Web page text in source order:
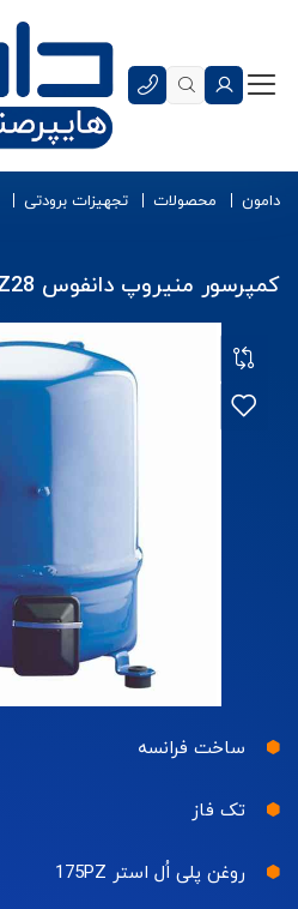
دامون محصولات تجهیزات برودتی
کمپرسور منیروپ دانفوس MTZ28 تکفاز
ساخت فرانسه
تک فاز
روغن پلی اُل استر 175PZ